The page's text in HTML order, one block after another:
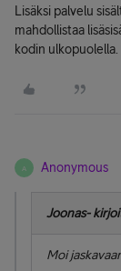
Lisäksi palvelu
mahdollistaa
kodin ulkopuolella.
A Anonymous
Joonas-
Moi